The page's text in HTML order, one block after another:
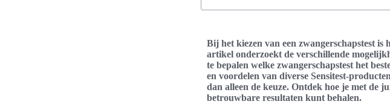
Bij het kiezen van een zwangerschapstest is
artikel onderzoekt de verschillende
te bepalen welke zwangerschapstest het
en voordelen van diverse Sensitest-
dan alleen de keuze. Ontdek hoe je met de
betrouwbare resultaten kunt behalen.